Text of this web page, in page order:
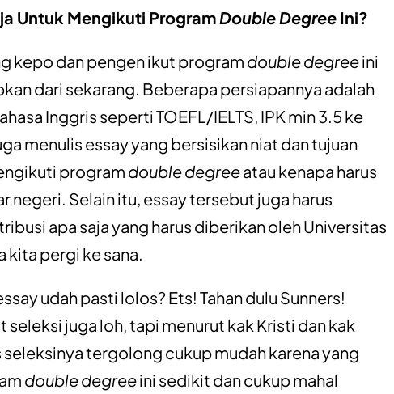
Untuk Mengikuti ProgramDouble Degree Ini?
kepo dan pengen ikut program double degreeini
dari sekarang. Beberapa persiapannya adalah
Inggris seperti TOEFL/IELTS, IPK min 3.5 ke
menulis essay yang bersisikan niat dan tujuan
program double degreeatau kenapa harus
negeri. Selain itu, essay tersebut juga harus
apa saja yang harus diberikan oleh Universitas
kita pergi ke sana.
udah pasti lolos? Ets! Tahan dulu Sunners!
seleksi juga loh, tapi menurut kak Kristi dan kak
tergolong cukup mudah karena yang
double degreeini sedikit dan cukup mahal